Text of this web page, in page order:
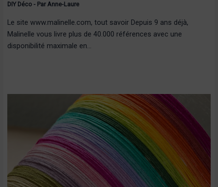
DIY Déco- ParAnne-Laure
Le site www.malinelle.com, tout savoir Depuis 9 ans déjà,
Malinelle vous livre plus de 40.000 références avec une
disponibilité maximale en…